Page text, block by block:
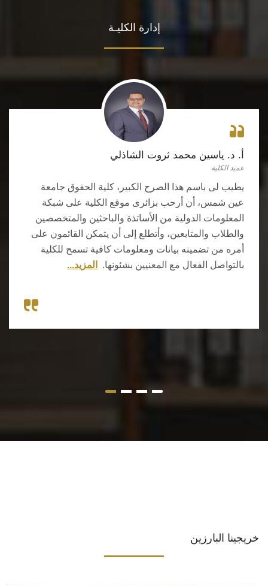
إدارة الكليـة
أ. د. ياسين محمد ثروت الشاذلي
عميد الكلية
يطيب لى باسم هذا الصرح الكبير، كلية الحقوق جامعة
عين شمس، أن أرحب بزائرى موقع الكلية على شبكة
المعلومات الدولية من الأساتذة والباحثين والمتخصصين
والطلاب والمتابعين، وأتطلع إلى أن يتمكن القائمون على
أمره من تضمينه بيانات ومعلومات كافية تسمح للكلية
بالتواصل الفعال مع المعنيين بشئونها.
المزيد...
خريجينا البارزين